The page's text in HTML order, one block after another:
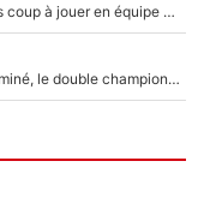
Un joueur snobé par Didier Deschamps a un gros coup à jouer en équipe de France : Zinedine Zidane a trouvé son numéro 9 ?
Le PSG veut s'offrir une pépite de 16 ans : Déterminé, le double champion d'Europe en titre est prêt à lâcher 40M€ pour celui que l'on compare déjà à Vinicius Jr !